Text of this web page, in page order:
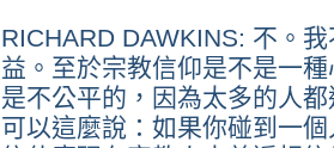
RICHARD DAWKINS: 不。
益。至於宗教信仰是不是一
是不公平的，因為太多的人
可以這麼說：如果你碰到